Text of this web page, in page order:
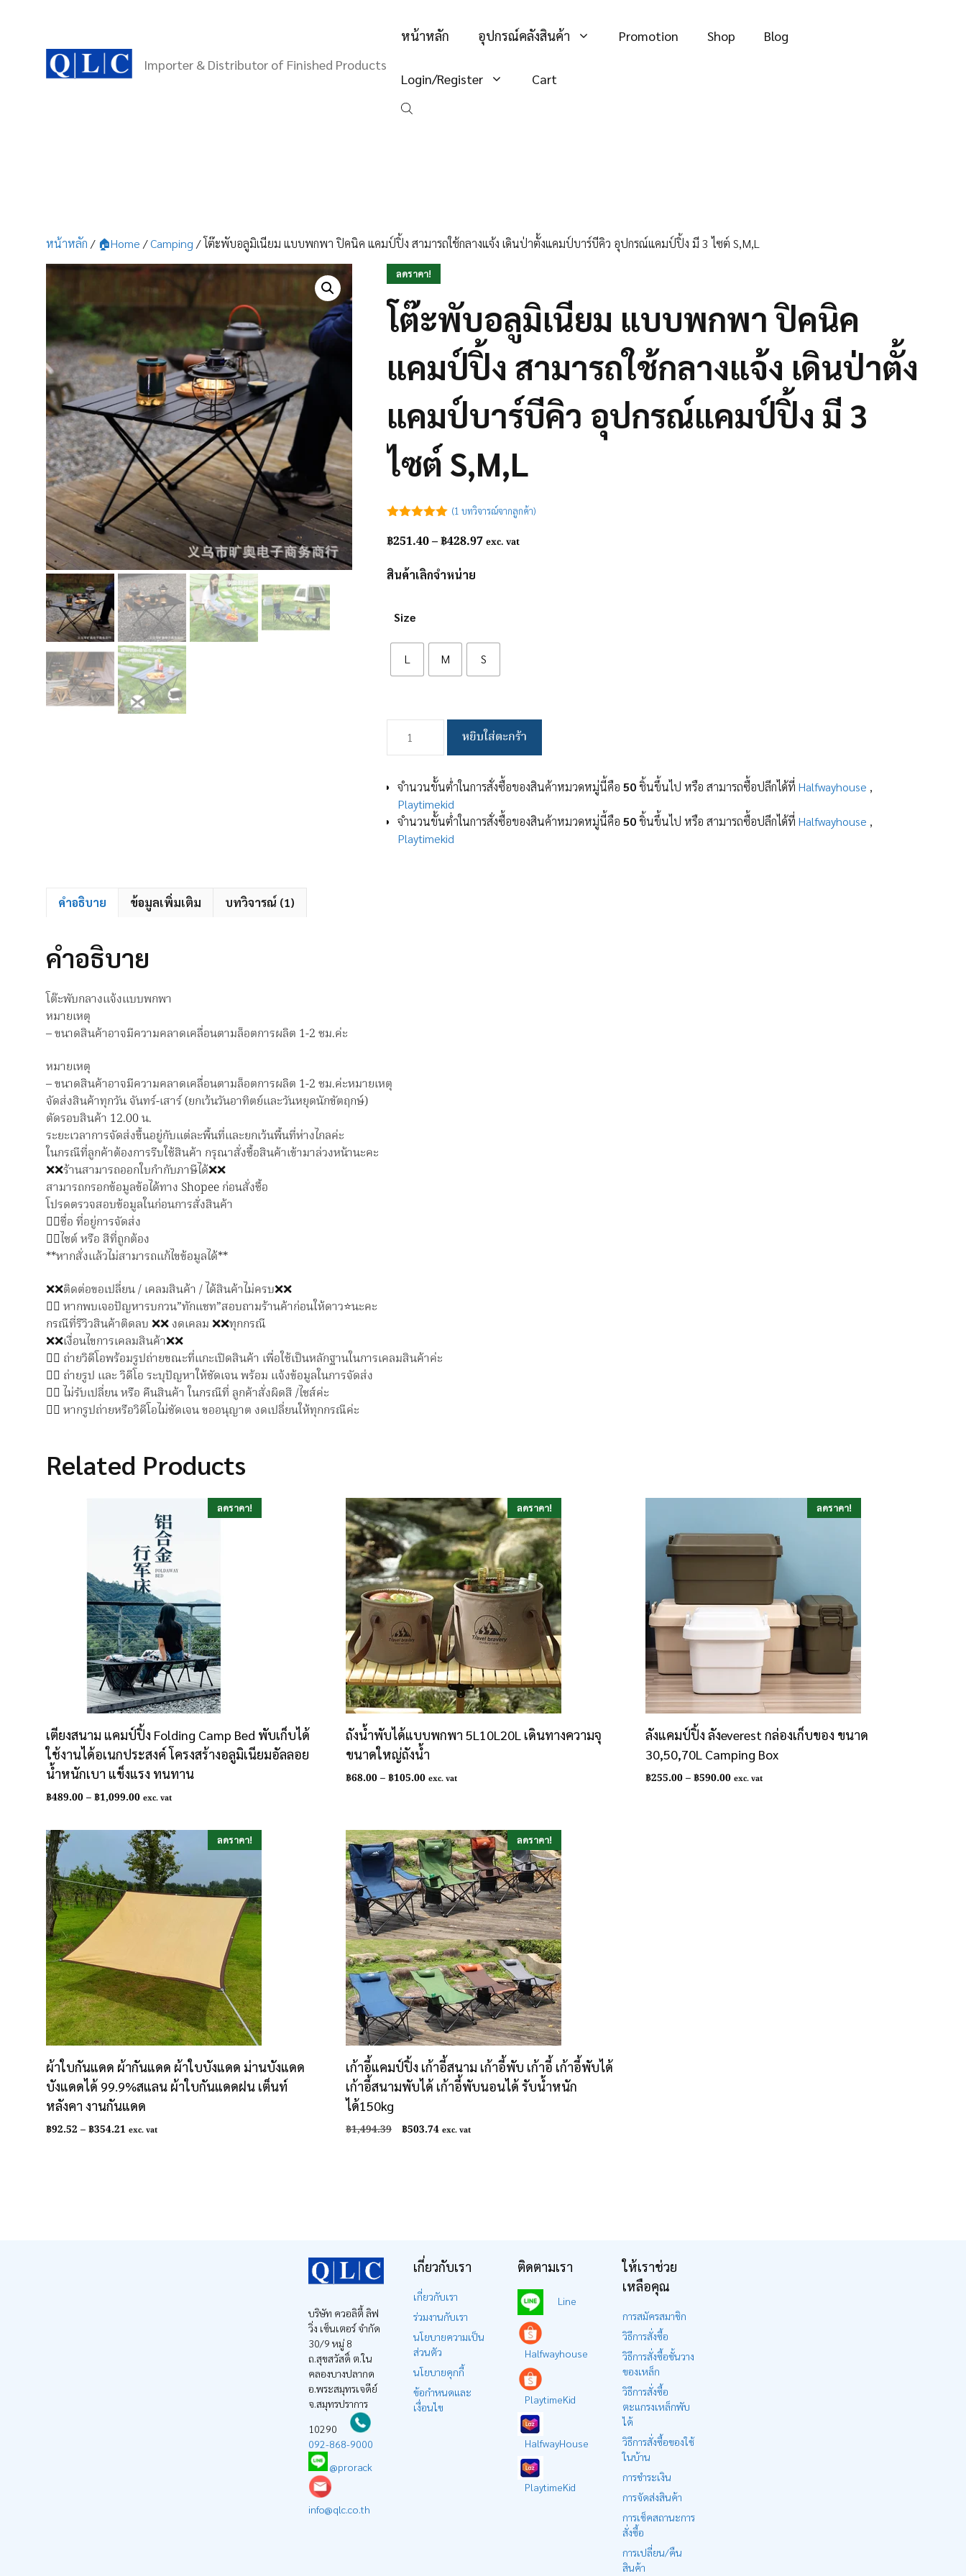
Importer & Distributor of Finished Products
หน้าหลัก อุปกรณ์คลังสินค้า Promotion Shop Blog
Login/Register Cart
หน้าหลัก / 🏠Home /Camping / โต๊ะพับอลูมิเนียม แบบพกพา ปิคนิค แคมป์ปิ้ง สามารถใช้กลางแจ้ง เดินป่าตั้งแคมป์บาร์บีคิว อุปกรณ์แคมป์ปิ้ง มี 3 ไซต์ S,M,L
ลดราคา!
โต๊ะพับอลูมิเนียม แบบพกพา ปิคนิค
แคมป์ปิ้ง สามารถใช้กลางแจ้ง เดินป่าตั้ง
แคมป์บาร์บีคิว อุปกรณ์แคมป์ปิ้ง มี 3
ไซต์ S,M,L
5
(1 บทวิจารณ์จากลูกค้า)
฿251.40–฿428.97Price
exc. vat
สินค้าเลิกจำหน่าย
Size
L M S
เนียม
แบบ
พกพา
บาร์บีคิว
หยิบใส่ตะกร้า
จำนวนขั้นต่ำในการสั่งซื้อของสินค้าหมวดหมู่นี้คือ50 ชิ้นขึ้นไป หรือ สามารถซื้อปลีกได้ที่Halfwayhouse ,
Playtimekid
จำนวนขั้นต่ำในการสั่งซื้อของสินค้าหมวดหมู่นี้คือ50 ชิ้นขึ้นไป หรือ สามารถซื้อปลีกได้ที่Halfwayhouse ,
Playtimekid
คำอธิบาย ข้อมูลเพิ่มเติม บทวิจารณ์ (1)
คำอธิบาย
โต๊ะพับกลางแจ้งแบบพกพา
หมายเหตุ
– ขนาดสินค้าอาจมีความคลาดเคลื่อนตามล็อตการผลิต 1-2 ซม.ค่ะ
หมายเหตุ
– ขนาดสินค้าอาจมีความคลาดเคลื่อนตามล็อตการผลิต 1-2 ซม.ค่ะหมายเหตุ
จัดส่งสินค้าทุกวัน จันทร์-เสาร์ (ยกเว้นวันอาทิตย์และวันหยุดนักขัตฤกษ์)
ตัดรอบสินค้า 12.00 น.
ระยะเวลาการจัดส่งขึ้นอยู่กับแต่ละพื้นที่และยกเว้นพื้นที่ห่างไกลค่ะ
ในกรณีที่ลูกค้าต้องการรีบใช้สินค้า กรุณาสั่งซื้อสินค้าเข้ามาล่วงหน้านะคะ
❌❌ร้านสามารถออกใบกำกับภาษีได้❌❌
สามารถกรอกข้อมูลข้อได้ทาง Shopee ก่อนสั่งซื้อ
โปรดตรวจสอบข้อมูลในก่อนการสั่งสินค้า
👉🏻ชื่อ ที่อยู่การจัดส่ง
👉🏻ไซต์ หรือ สีที่ถูกต้อง
**หากสั่งแล้วไม่สามารถแก้ไขข้อมูลได้**
❌❌ติดต่อขอเปลี่ยน / เคลมสินค้า / ได้สินค้าไม่ครบ❌❌
👉🏻 หากพบเจอปัญหารบกวน”ทักแชท”สอบถามร้านค้าก่อนให้ดาว⭐️นะคะ
กรณีที่รีวิวสินค้าติดลบ ❌❌ งดเคลม ❌❌ทุกกรณี
❌❌เงื่อนไขการเคลมสินค้า❌❌
👉🏻 ถ่ายวิดีโอพร้อมรูปถ่ายขณะที่แกะเปิดสินค้า เพื่อใช้เป็นหลักฐานในการเคลมสินค้าค่ะ
👉🏻 ถ่ายรูป และ วิดีโอ ระบุปัญหาให้ชัดเจน พร้อม แจ้งข้อมูลในการจัดส่ง
👉🏻 ไม่รับเปลี่ยน หรือ คืนสินค้า ในกรณีที่ ลูกค้าสั่งผิดสี /ไซส์ค่ะ
👉🏻 หากรูปถ่ายหรือวิดีโอไม่ชัดเจน ขออนุญาต งดเปลี่ยนให้ทุกกรณีค่ะ
Related Products
ลดราคา!
เตียงสนาม แคมป์ปิ้ง Folding Camp Bed พับเก็บได้
ใช้งานได้อเนกประสงค์ โครงสร้างอลูมิเนียมอัลลอย
น้ำหนักเบา แข็งแรง ทนทาน
฿489.00–฿1,099.00Price
฿489.00
through
฿1,099.00
exc. vat
ลดราคา!
ถังน้ำพับได้แบบพกพา 5L10L20L เดินทางความจุ
ขนาดใหญ่ถังน้ำ
฿68.00–฿105.00Price
฿105.00
exc. vat
ลดราคา!
ลังแคมป์ปิ้ง ลังeverest กล่องเก็บของ ขนาด
30,50,70L Camping Box
฿255.00–฿590.00Price
exc. vat
ลดราคา!
ผ้าใบกันแดด ผ้ากันแดด ผ้าใบบังแดด ม่านบังแดด
บังแดดได้ 99.9%สแลน ผ้าใบกันแดดฝน เต็นท์
หลังคา งานกันแดด
฿92.52 –฿354.21 Price
exc. vat
ลดราคา!
เก้าอี้แคมป์ปิ้ง เก้าอี้สนาม เก้าอี้พับ เก้าอี้ เก้าอี้พับได้
เก้าอี้สนามพับได้ เก้าอี้พับนอนได้ รับน้ำหนัก
ได้150kg
฿1,494.39
Original
฿503.74Current
exc. vat
บริษัท ควอลิตี้ ลิฟ
วิ่ง เซ็นเตอร์ จำกัด
30/9 หมู่ 8
ถ.สุขสวัสดิ์ ต.ใน
คลองบางปลากด
อ.พระสมุทรเจดีย์
จ.สมุทรปราการ
10290
092-868-9000
@prorack
info@qlc.co.th
เกี่ยวกับเรา
เกี่ยวกับเรา
ร่วมงานกับเรา
นโยบายความเป็น
ส่วนตัว
นโยบายคุกกี้
ข้อกำหนดและ
เงื่อนไข
ติดตามเรา
Line
Halfwayhouse
PlaytimeKid
HalfwayHouse
PlaytimeKid
ให้เราช่วย
เหลือคุณ
การสมัครสมาชิก
วิธีการสั่งซื้อ
วิธีการสั่งซื้อชั้นวาง
ของเหล็ก
วิธีการสั่งซื้อ
ตะแกรงเหล็กพับ
ได้
วิธีการสั่งซื้อของใช้
ในบ้าน
การชำระเงิน
การจัดส่งสินค้า
การเช็คสถานะการ
สั่งซื้อ
การเปลี่ยน/คืน
สินค้า